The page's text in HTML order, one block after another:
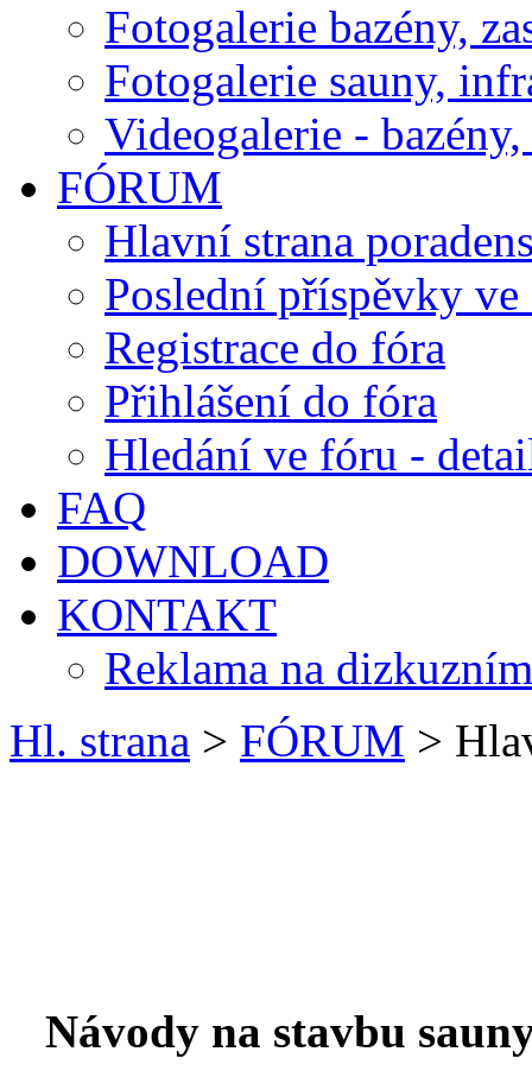
Fotogalerie bazény,
Fotogalerie sauny,
Videogalerie - bazény,
FÓRUM
Hlavní strana
Poslední příspěvky
Registrace do fóra
Přihlášení do fóra
Hledání ve fóru -
FAQ
DOWNLOAD
KONTAKT
Reklama na
Hl. strana > FÓRUM >
Návody na stavbu